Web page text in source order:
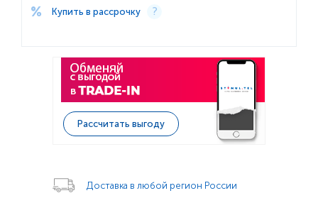
Купить в рассрочку
Рассчитать выгоду
Доставка в любой регион России